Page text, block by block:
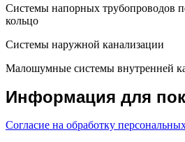
Системы напорных трубопроводов
кольцо
Системы наружной канализации
Малошумные системы внутренней
Информация для
Согласие на обработку